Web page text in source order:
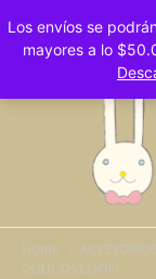
Home
COLICOS LOOPI
Los envíos se
mayores a lo